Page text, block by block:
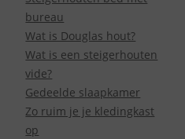
bureau
Wat is Douglas hout?
Wat is een steigerhouten
vide?
Gedeelde slaapkamer
Zo ruim je je kledingkast
op